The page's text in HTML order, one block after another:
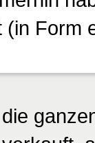
Form